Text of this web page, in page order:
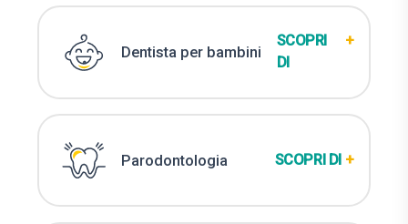
Dentista per bambini
SCOPRI
DI
+
Parodontologia SCOPRI DI +